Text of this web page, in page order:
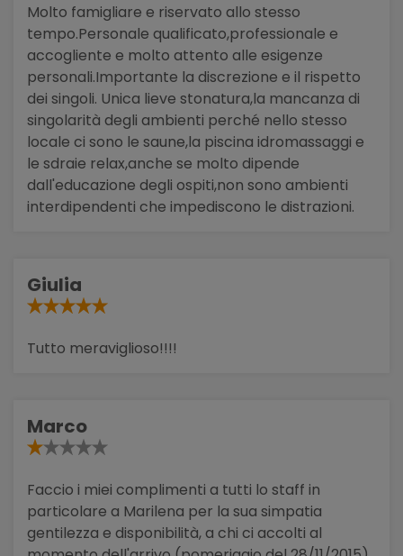
Molto famigliare e riservato allo stesso
tempo.Personale qualificato,professionale e
accogliente e molto attento alle esigenze
personali.Importante la discrezione e il rispetto
dei singoli. Unica lieve stonatura,la mancanza di
singolarità degli ambienti perché nello stesso
locale ci sono le saune,la piscina idromassaggi e
le sdraie relax,anche se molto dipende
dall'educazione degli ospiti,non sono ambienti
interdipendenti che impediscono le distrazioni.
Giulia
Tutto meraviglioso!!!!
Marco
Faccio i miei complimenti a tutti lo staff in
particolare a Marilena per la sua simpatia
gentilezza e disponibilità, a chi ci accolti al